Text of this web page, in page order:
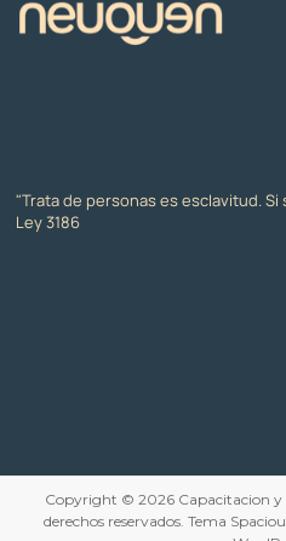
"Trata de personas es esclavitud. Si
Ley 3186
Copyright © 2026 Capacitacion
derechos reservados. Tema